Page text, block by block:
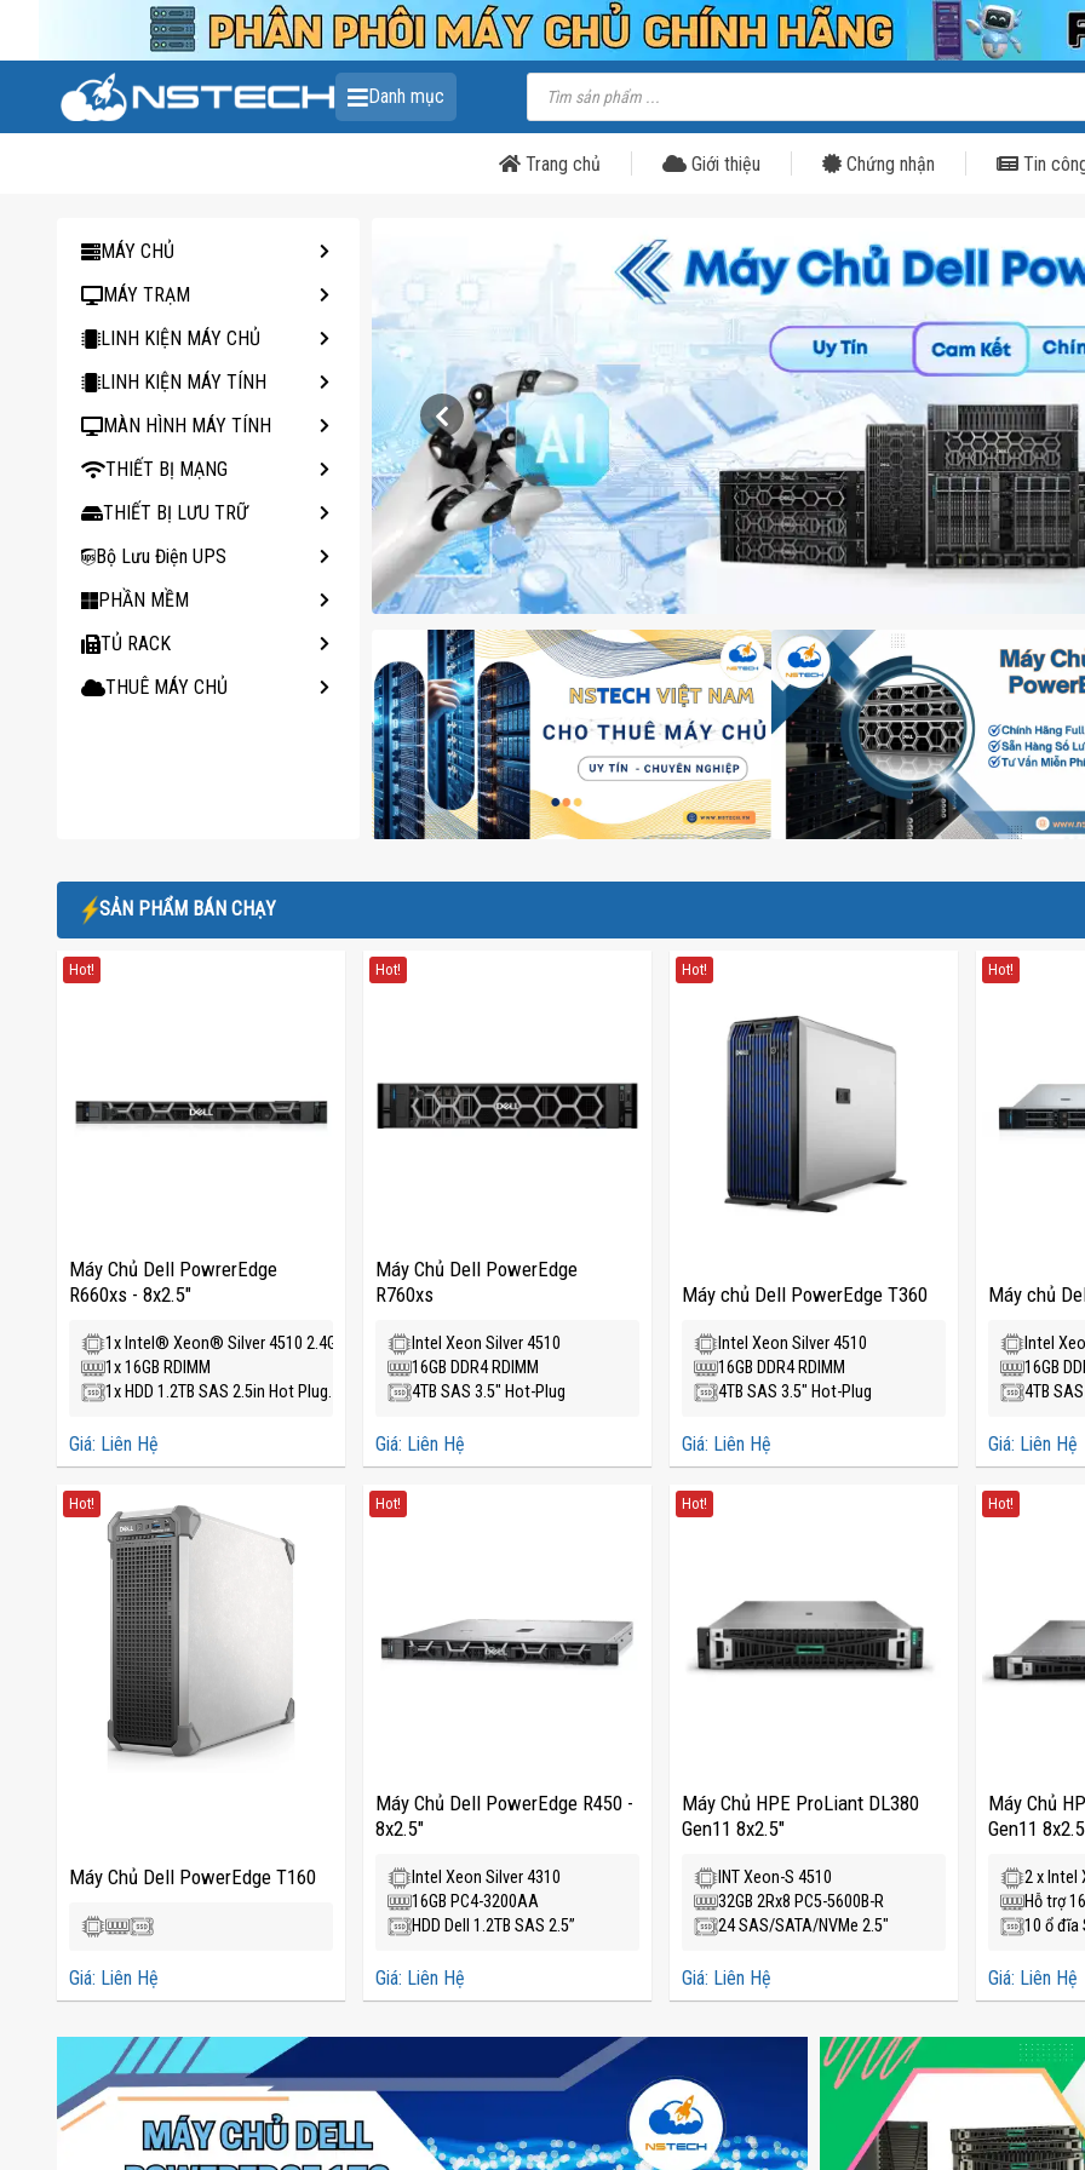
Danh mục
Tìm
kiếm
sản
phẩm
Trang chủ
Giới thiệu Chứng nhận Tin
MÁY CHỦ
MÁY TRẠM
LINH KIỆN MÁY CHỦ
LINH KIỆN MÁY TÍNH
MÀN HÌNH MÁY TÍNH
THIẾT BỊ MẠNG
THIẾT BỊ LƯU TRỮ
Bộ Lưu Điện UPS
PHẦN MỀM
TỦ RACK
THUÊ MÁY CHỦ
SẢN PHẨM BÁN CHẠY
Hot!
Máy Chủ Dell PowrerEdge
R660xs - 8x2.5"
1x Intel® Xeon® Silver 4510 2.4G
1x 16GB RDIMM
1x HDD 1.2TB SAS 2.5in Hot Plug.
Giá: Liên Hệ
Hot!
Máy Chủ Dell PowerEdge
R760xs
Intel Xeon Silver 4510
16GB DDR4 RDIMM
4TB SAS 3.5" Hot-Plug
Giá: Liên Hệ
Hot!
Máy chủ Dell PowerEdge T360
Intel Xeon Silver 4510
16GB DDR4 RDIMM
4TB SAS 3.5" Hot-Plug
Giá: Liên Hệ
Hot!
Máy chủ
Intel
16GB
4TB
Giá: Liên Hệ
Hot!
Máy Chủ Dell PowerEdge T160
Giá: Liên Hệ
Hot!
Máy Chủ Dell PowerEdge R450 -
8x2.5"
Intel Xeon Silver 4310
16GB PC4-3200AA
HDD Dell 1.2TB SAS 2.5”
Giá: Liên Hệ
Hot!
Máy Chủ HPE ProLiant DL380
Gen11 8x2.5"
INT Xeon-S 4510
32GB 2Rx8 PC5-5600B-R
24 SAS/SATA/NVMe 2.5″
Giá: Liên Hệ
Hot!
Máy Chủ
Gen11
2 x Intel
Hỗ trợ
10 ổ đĩa
Giá: Liên Hệ